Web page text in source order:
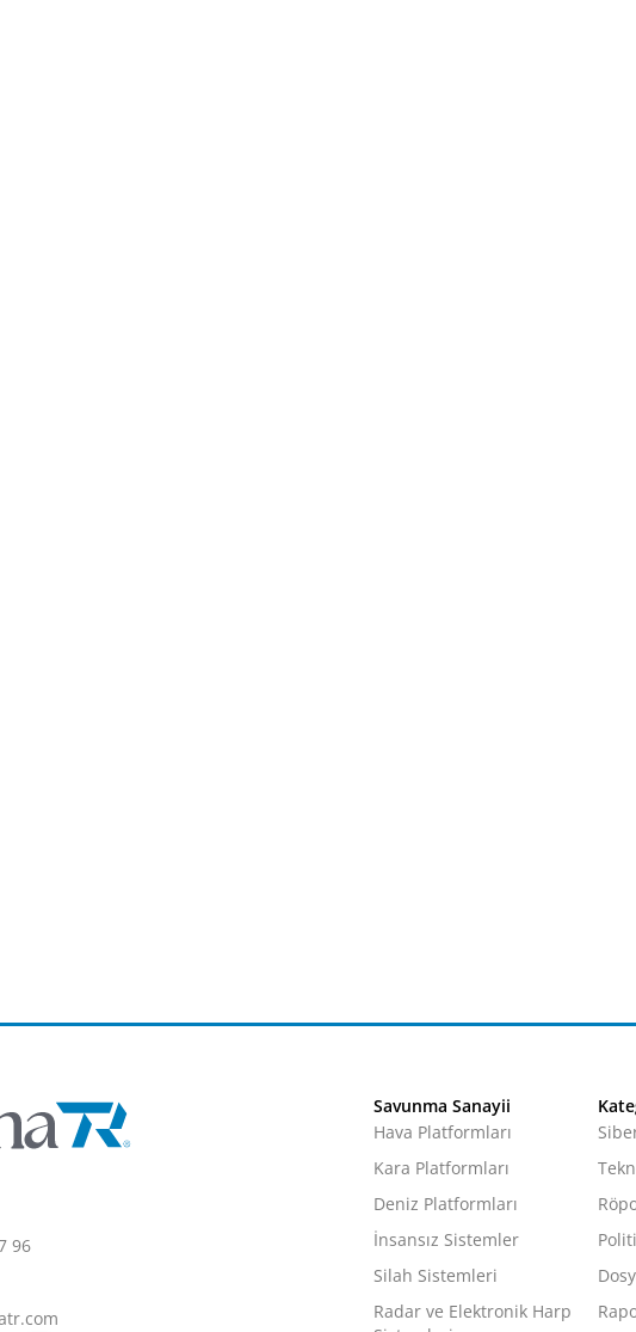
96
Savunma Sanayii
Hava Platformları
Kara Platformları
Deniz Platformları
İnsansız Sistemler
Silah Sistemleri
Radar ve Elektronik Harp